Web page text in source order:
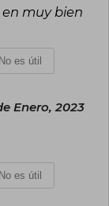
muy bien
No es útil
Enero, 2023
No es útil